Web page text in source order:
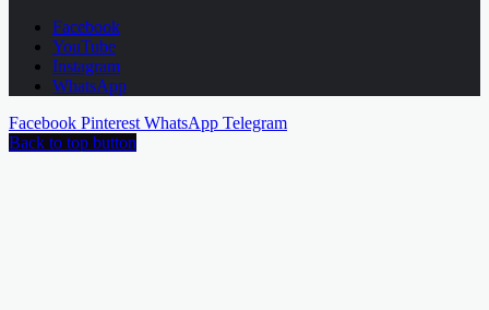
Facebook
YouTube
Instagram
WhatsApp
Facebook Pinterest WhatsApp Telegram
Back to top button